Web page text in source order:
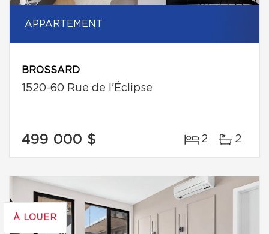
APPARTEMENT
BROSSARD
1520-60 Rue de l'Éclipse
499 000 $ 2 2
À LOUER